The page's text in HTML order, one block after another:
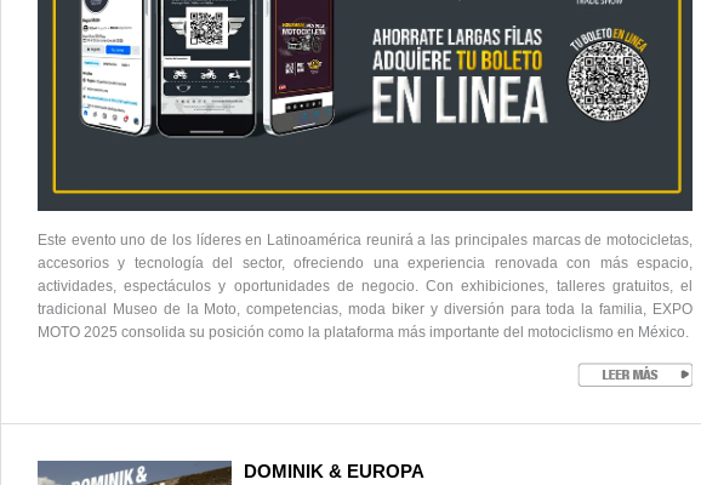
Este evento uno de los líderes en Latinoamérica reunirá a las principales marcas de motocicletas,
accesorios y tecnología del sector, ofreciendo una experiencia renovada con más espacio,
actividades, espectáculos y oportunidades de negocio. Con exhibiciones, talleres gratuitos, el
tradicional Museo de la Moto, competencias, moda biker y diversión para toda la familia, EXPO
MOTO 2025 consolida su posición como la plataforma más importante del motociclismo en México.
DOMINIK & EUROPA